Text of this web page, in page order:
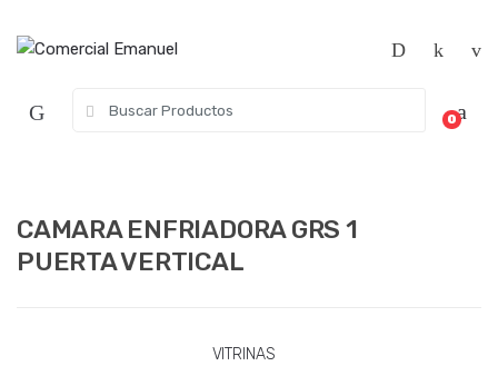
de:
0
CAMARA ENFRIADORA GRS 1
PUERTA VERTICAL
VITRINAS